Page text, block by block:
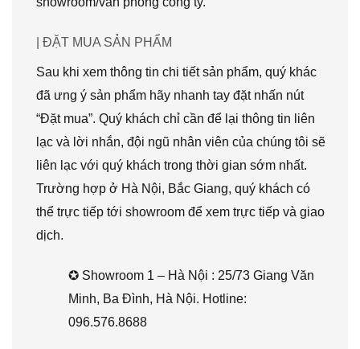
| ĐẶT MUA SẢN PHẨM
Sau khi xem thông tin chi tiết sản phẩm, quý khác
đã ưng ý sản phẩm hãy nhanh tay đặt nhấn nút
“Đặt mua”. Quý khách chỉ cần để lại thông tin liên
lạc và lời nhắn, đội ngũ nhân viên của chúng tôi sẽ
liên lạc với quý khách trong thời gian sớm nhất.
Trường hợp ở Hà Nội, Bắc Giang, quý khách có
thể trực tiếp tới showroom để xem trực tiếp và giao
dịch.
✪ Showroom 1 – Hà Nội : 25/73 Giang Văn
Minh, Ba Đình, Hà Nội. Hotline:
096.576.8688